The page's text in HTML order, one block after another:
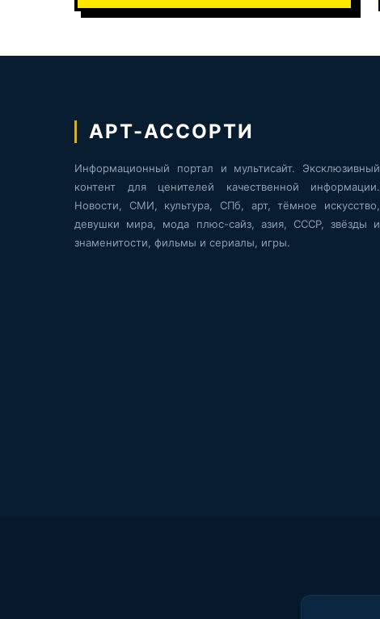
АРТ-АССОРТИ
Информационный портал и мультисайт. Эксклюзивный
контент для ценителей качественной информации.
Новости, СМИ, культура, СПб, арт, тёмное искусство,
девушки мира, мода плюс-сайз, азия, СССР, звёзды и
знаменитости, фильмы и сериалы, игры.